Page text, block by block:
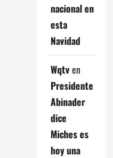
nacional en
esta
Navidad
Wqtven
Presidente
Abinader
dice
Miches es
hoy una